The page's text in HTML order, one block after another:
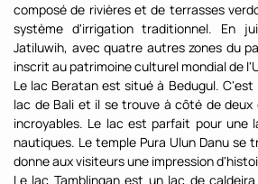
composé de rivières et de terrasses
système d'irrigation traditionnel. En
Jatiluwih, avec quatre autres zones du
inscrit au patrimoine culturel mondial de
Le lac Beratan est situé à Bedugul. C'est
lac de Bali et il se trouve à côté de deux
incroyables. Le lac est parfait pour une
nautiques. Le temple Pura Ulun Danu se
donne aux visiteurs une impression
Le lac Tamblingan est un lac de